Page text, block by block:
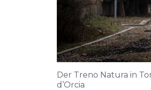
Der Treno Natura in
d’Orcia